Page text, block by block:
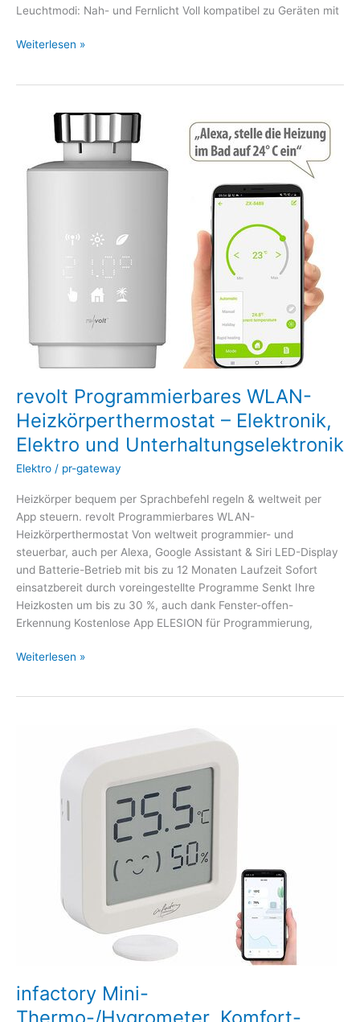
Leuchtmodi: Nah- und Fernlicht Voll kompatibel zu Geräten mit
Weiterlesen »
revolt Programmierbares WLAN-
Heizkörperthermostat – Elektronik,
Elektro und Unterhaltungselektronik
Elektro / pr-gateway
Heizkörper bequem per Sprachbefehl regeln & weltweit per
App steuern. revolt Programmierbares WLAN-
Heizkörperthermostat Von weltweit programmier- und
steuerbar, auch per Alexa, Google Assistant & Siri LED-Display
und Batterie-Betrieb mit bis zu 12 Monaten Laufzeit Sofort
einsatzbereit durch voreingestellte Programme Senkt Ihre
Heizkosten um bis zu 30 %, auch dank Fenster-offen-
Erkennung Kostenlose App ELESION für Programmierung,
Programmierbares
Heizkörperthermostat
Unterhaltungselektronik
Weiterlesen »
infactory Mini-
Thermo-/Hygrometer,
Unterhaltungselektronik